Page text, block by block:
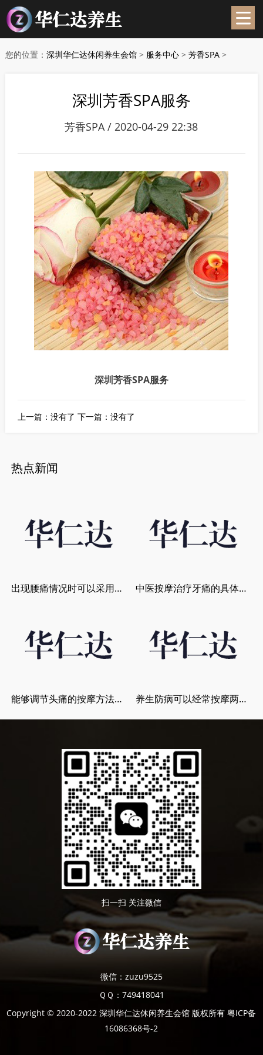
您的位置： 深圳华仁达休闲养生会馆> 服务中心> 芳香SPA>
深圳芳香SPA服务
芳香SPA / 2020-04-29 22:38
深圳芳香SPA服务
上一篇：没有了下一篇：没有了
热点新闻
出现腰痛情况时可以采用中医穴位推拿调 中医按摩治疗牙痛的具体方法是什么？
能够调节头痛的按摩方法分享给大家 养生防病可以经常按摩两个穴位
扫一扫 关注微信
微信：zuzu9525
ＱＱ：749418041
Copyright © 2020-2022 深圳华仁达休闲养生会馆 版权所有粤ICP备
16086368号-2